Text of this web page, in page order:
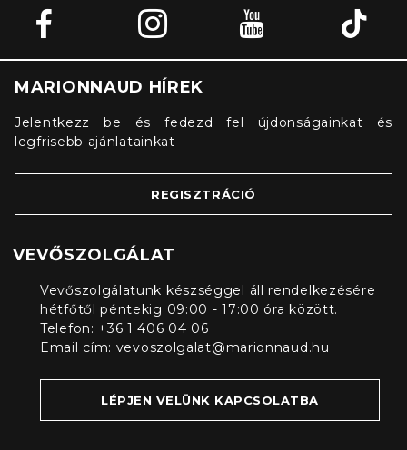
MARIONNAUD HÍREK
Jelentkezz be és fedezd fel újdonságainkat és
legfrisebb ajánlatainkat
REGISZTRÁCIÓ
VEVŐSZOLGÁLAT
Vevőszolgálatunk készséggel áll rendelkezésére
hétfőtől péntekig 09:00 - 17:00 óra között.
Telefon: +36 1 406 04 06
Email cím: vevoszolgalat@marionnaud.hu
LÉPJEN VELÜNK KAPCSOLATBA